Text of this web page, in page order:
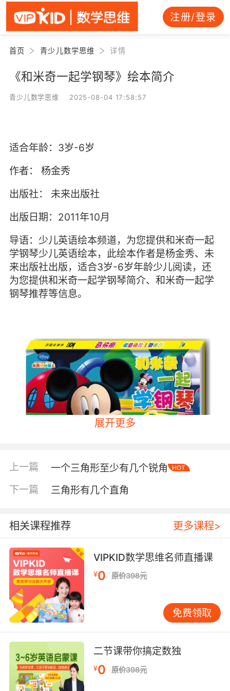
注册/登录
首页 青少儿数学思维 详情
《和米奇一起学钢琴》绘本简介
青少儿数学思维 2025-08-04 17:58:57
适合年龄：3岁-6岁
作者：
杨金秀
出版社：
未来出版社
出版日期：2011年10月
导语：少儿英语绘本频道，为您提供和米奇一起
学钢琴少儿英语绘本，此绘本作者是杨金秀、未
来出版社出版，适合3岁-6岁年龄少儿阅读，还
为您提供和米奇一起学钢琴简介、和米奇一起学
钢琴推荐等信息。
内容简介
典的儿歌，配有10页活泼可爱的颜色识别乐谱。
键盘上的每个按键均有和乐谱对应的颜色符号，
不懂五线谱也能轻松弹奏出完整乐曲哟！有两种
操作模式：调到欣赏模式，钢琴里会飘出一首首
展开更多
上一篇 一个三角形至少有几个锐角 HOT
下一篇 三角形有几个直角
相关课程推荐 更多课程>
VIPKID数学思维名师直播课
¥0 原价398元
免费领取
二节课带你搞定数独
¥0 原价398元